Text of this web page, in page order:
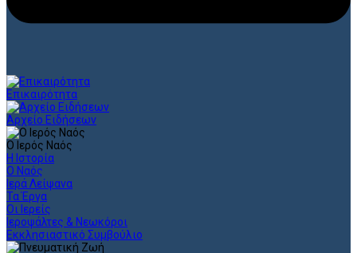
Επικαιρότητα
Αρχείο Ειδήσεων
Ο Ιερός Ναός
Η Ιστορία
Ο Ναός
Ιερά Λείψανα
Τα Έργα
Οι Ιερείς
Ιεροψάλτες & Νεωκόροι
Εκκλησιαστικό Συμβούλιο